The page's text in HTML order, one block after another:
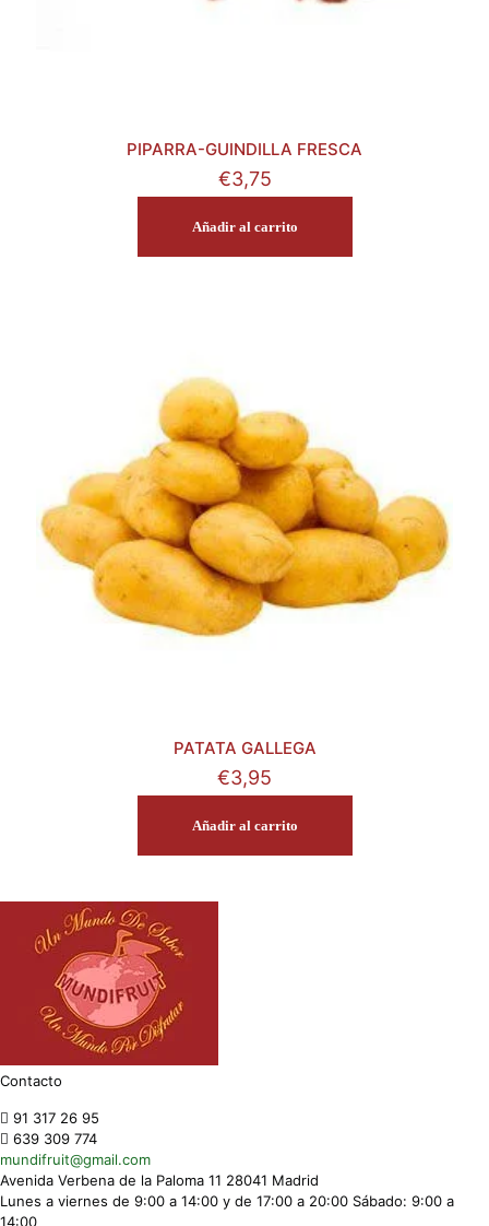
PIPARRA-GUINDILLA FRESCA
€3,75
Añadir al carrito
PATATA GALLEGA
€3,95
Añadir al carrito
Contacto
91 317 26 95
639 309 774
mundifruit@gmail.com
Avenida Verbena de la Paloma 11 28041 Madrid
Lunes a viernes de 9:00 a 14:00 y de 17:00 a 20:00 Sábado: 9:00 a
14:00